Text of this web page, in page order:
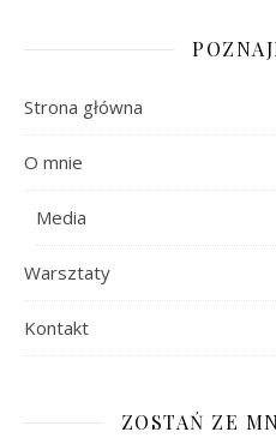
Strona główna
O mnie
Media
Warsztaty
Kontakt
ZOSTAŃ ZE